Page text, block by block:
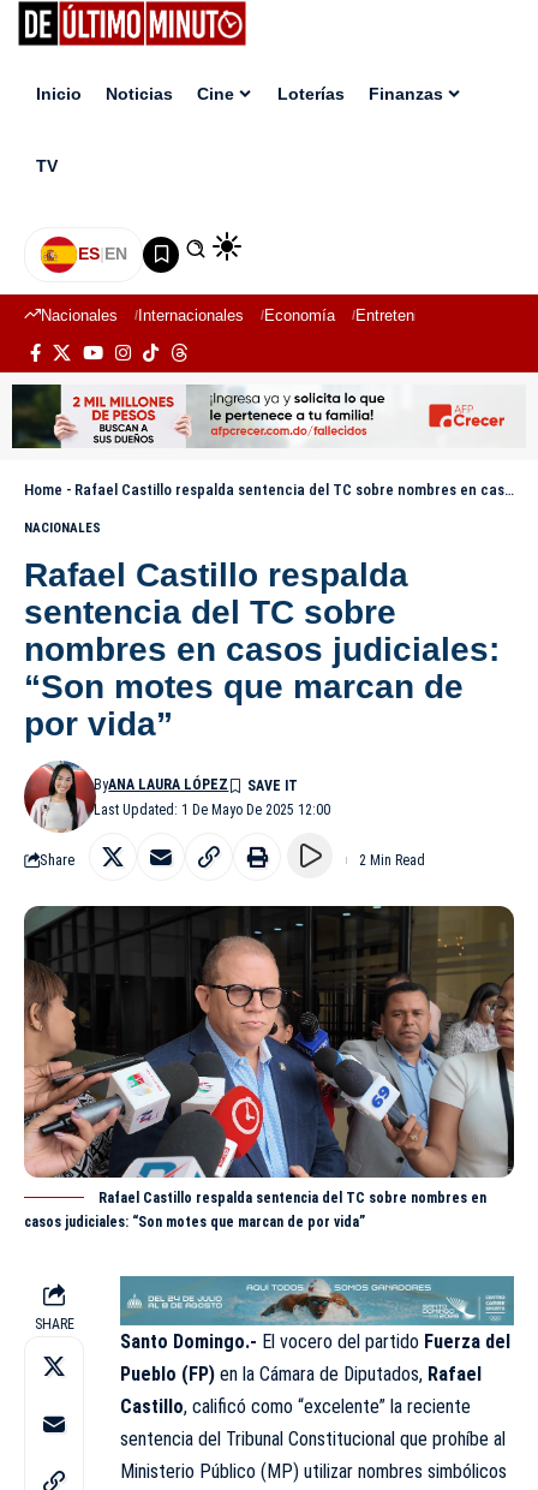
Inicio Noticias Cine Loterías Finanzas
TV
ES|EN
Nacionales Internacionales Economía Entretenimiento
Home - Rafael Castillo respalda sentencia del TC sobre nombres en casos judiciales: “Son motes que marcan de por vida”
NACIONALES
Rafael Castillo respalda
sentencia del TC sobre
nombres en casos judiciales:
“Son motes que marcan de
por vida”
Last Updated: 1 De Mayo De 2025 12:00
ByANA LAURA LÓPEZ
Share 2 Min Read
Rafael Castillo respalda sentencia del TC sobre nombres en
casos judiciales: “Son motes que marcan de por vida”
SHARE
Santo Domingo.- El vocero del partido Fuerza del
Pueblo (FP) en la Cámara de Diputados, Rafael
Castillo, calificó como “excelente” la reciente
sentencia del Tribunal Constitucional que prohíbe al
Ministerio Público (MP) utilizar nombres simbólicos